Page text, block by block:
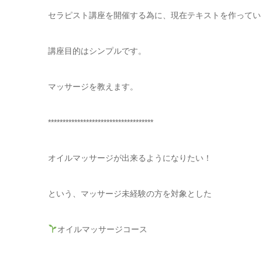
セラピスト講座を開催する為に、現在テキストを作って
講座目的はシンプルです。
マッサージを教えます。
************************************
オイルマッサージが出来るようになりたい！
という、マッサージ未経験の方を対象とした
オイルマッサージコース